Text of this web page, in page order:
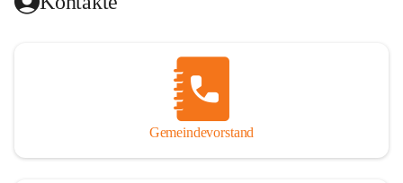
Gemeindevorstand